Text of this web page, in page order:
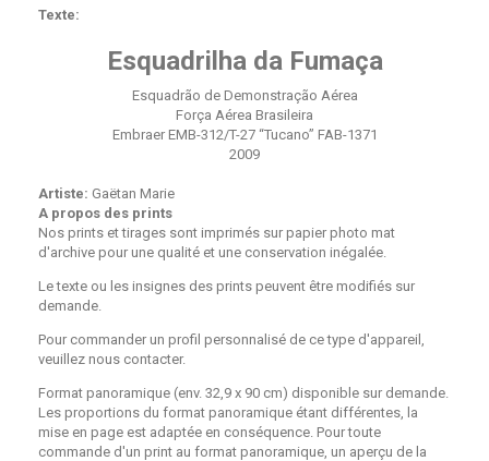
Texte:
Esquadrilha da Fumaça
Esquadrão de Demonstração Aérea
Força Aérea Brasileira
Embraer EMB-312/T-27 “Tucano” FAB-1371
2009
Artiste: Gaëtan Marie
A propos des prints
Nos prints et tirages sont imprimés sur papier photo mat
d'archive pour une qualité et une conservation inégalée.
Le texte ou les insignes des prints peuvent être modifiés sur
demande.
Pour commander un profil personnalisé de ce type d'appareil,
veuillez nous contacter.
Format panoramique (env. 32,9 x 90 cm) disponible sur demande.
Les proportions du format panoramique étant différentes, la
mise en page est adaptée en conséquence. Pour toute
commande d'un print au format panoramique, un aperçu de la